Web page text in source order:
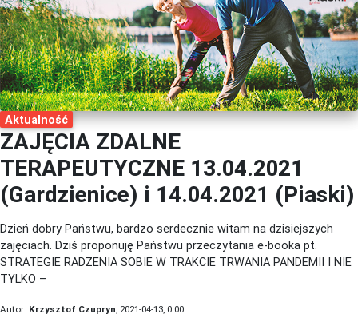
Aktualność
ZAJĘCIA ZDALNE
TERAPEUTYCZNE 13.04.2021
(Gardzienice) i 14.04.2021 (Piaski)
Dzień dobry Państwu, bardzo serdecznie witam na dzisiejszych
zajęciach. Dziś proponuję Państwu przeczytania e-booka pt.
STRATEGIE RADZENIA SOBIE W TRAKCIE TRWANIA PANDEMII I NIE
TYLKO –
Autor: Krzysztof Czupryn , 2021-04-13, 0:00